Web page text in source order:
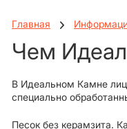
Главная
Чем
В Идеальном Камне
специально
Песок без керамзита.